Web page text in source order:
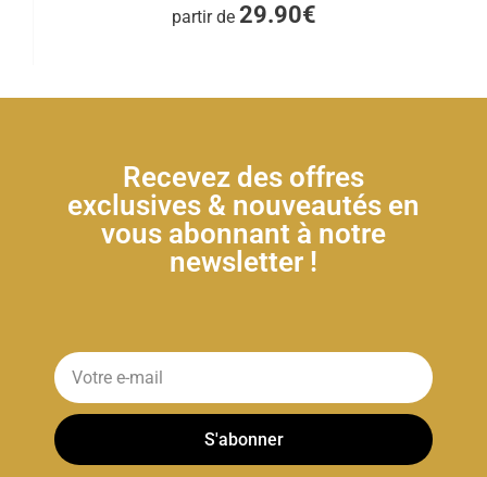
partir de 29.90€
Recevez des offres
exclusives & nouveautés en
vous abonnant à notre
newsletter !
S'abonner